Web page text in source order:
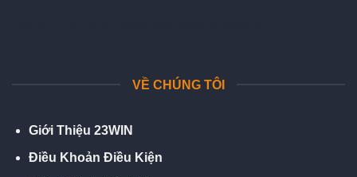
VỀ CHÚNG TÔI
Giới Thiệu 23WIN
Điều Khoản Điều Kiện